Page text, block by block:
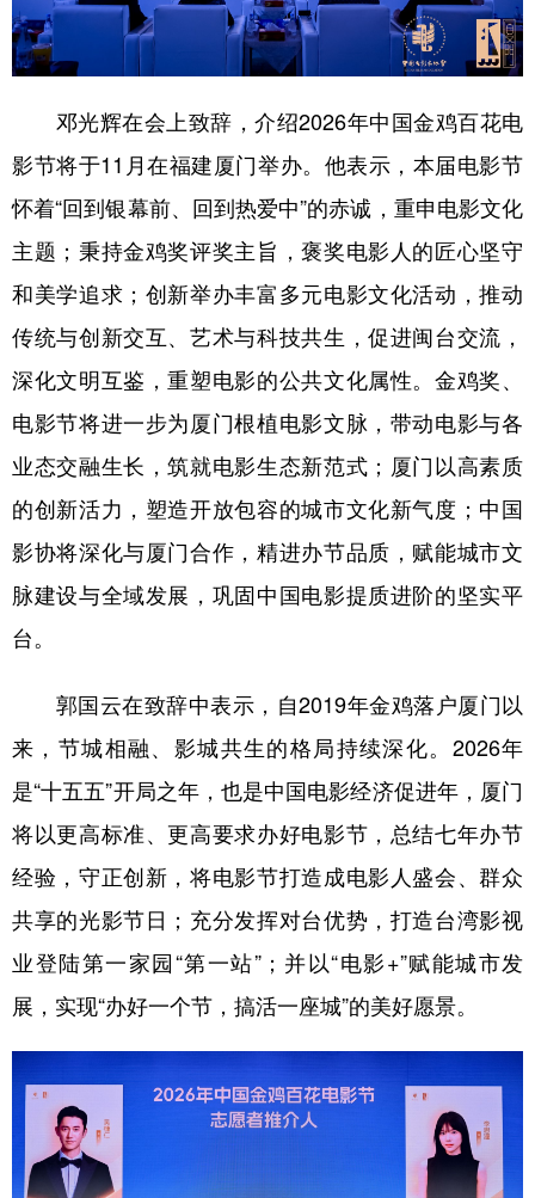
青海 宁夏
多语种频道
Deutsch Português
邓光辉在会上致辞，介绍2026年中国金鸡百花电
影节将于11月在福建厦门举办。他表示，本届电影节
怀着“回到银幕前、回到热爱中”的赤诚，重申电影文化
主题；秉持金鸡奖评奖主旨，褒奖电影人的匠心坚守
和美学追求；创新举办丰富多元电影文化活动，推动
传统与创新交互、艺术与科技共生，促进闽台交流，
深化文明互鉴，重塑电影的公共文化属性。金鸡奖、
电影节将进一步为厦门根植电影文脉，带动电影与各
业态交融生长，筑就电影生态新范式；厦门以高素质
的创新活力，塑造开放包容的城市文化新气度；中国
影协将深化与厦门合作，精进办节品质，赋能城市文
脉建设与全域发展，巩固中国电影提质进阶的坚实平
台。
郭国云在致辞中表示，自2019年金鸡落户厦门以
来，节城相融、影城共生的格局持续深化。2026年
是“十五五”开局之年，也是中国电影经济促进年，厦门
将以更高标准、更高要求办好电影节，总结七年办节
经验，守正创新，将电影节打造成电影人盛会、群众
共享的光影节日；充分发挥对台优势，打造台湾影视
业登陆第一家园“第一站”；并以“电影+”赋能城市发
展，实现“办好一个节，搞活一座城”的美好愿景。